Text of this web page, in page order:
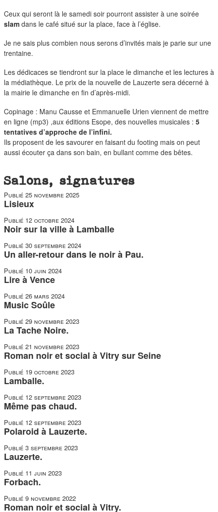
Ceux qui seront là le samedi soir pourront assister à une soirée
slam dans le café situé sur la place, face à l’église.
Je ne sais plus combien nous serons d’invités mais je parie sur une
trentaine.
Les dédicaces se tiendront sur la place le dimanche et les lectures à
la médiathèque. Le prix de la nouvelle de Lauzerte sera décerné à
la mairie le dimanche en fin d’après-midi.
Copinage : Manu Causse et Emmanuelle Urien viennent de mettre
en ligne (mp3) ,aux éditions Esope, des nouvelles musicales : 5
tentatives d’approche de l’infini.
Ils proposent de les savourer en faisant du footing mais on peut
aussi écouter ça dans son bain, en bullant comme des bêtes.
Salons, signatures
Publié 25 novembre 2025
Lisieux
Publié 12 octobre 2024
Noir sur la ville à Lamballe
Publié 30 septembre 2024
Un aller-retour dans le noir à Pau.
Publié 10 juin 2024
Lire à Vence
Publié 26 mars 2024
Music Soûle
Publié 29 novembre 2023
La Tache Noire.
Publié 21 novembre 2023
Roman noir et social à Vitry sur Seine
Publié 19 octobre 2023
Lamballe.
Publié 12 septembre 2023
Même pas chaud.
Publié 12 septembre 2023
Polaroid à Lauzerte.
Publié 3 septembre 2023
Lauzerte.
Publié 11 juin 2023
Forbach.
Publié 9 novembre 2022
Roman noir et social à Vitry.